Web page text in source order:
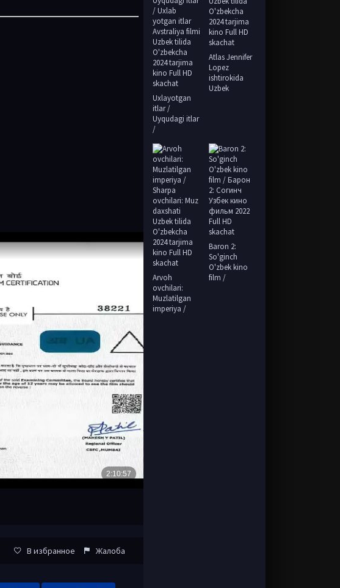
В избранное Жалоба
Uxlayotgan
itlar /
Uyqudagi itlar
/
Atlas Jennifer
Lopez
ishtirokida
Uzbek
Arvoh
ovchilari:
Muzlatilgan
imperiya /
Baron 2:
So'ginch
O'zbek kino
film /